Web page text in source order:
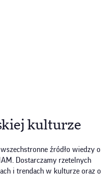
kulturze
źródło wiedzy o
Dostarczamy rzetelnych
i trendach w kulturze oraz o